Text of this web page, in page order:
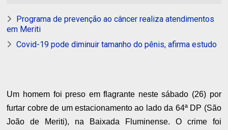
Programa de prevenção ao câncer realiza atendimentos
em Meriti
Covid-19 pode diminuir tamanho do pênis, afirma estudo
Um homem foi preso em flagrante neste sábado (26) por
furtar cobre de um estacionamento ao lado da 64ª DP (São
João de Meriti), na Baixada Fluminense. O crime foi